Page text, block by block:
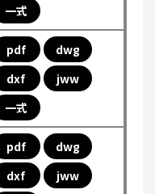
一式
pdf
dwg
dxf
jww
一式
pdf
dwg
dxf
jww